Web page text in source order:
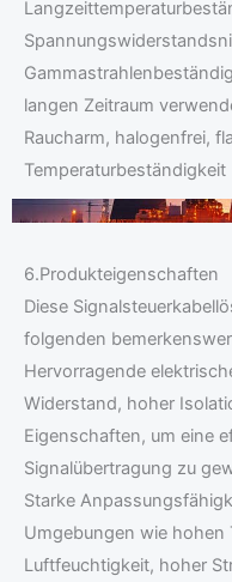
langen Zeitraum
Raucharm, halogenfrei,
Temperaturbeständigkeit
6.Produkteigenschaften
Diese
folgenden
Hervorragende
Widerstand, hoher
Eigenschaften, um eine
Signalübertragung zu
Starke
Umgebungen wie hohen
Luftfeuchtigkeit, hoher